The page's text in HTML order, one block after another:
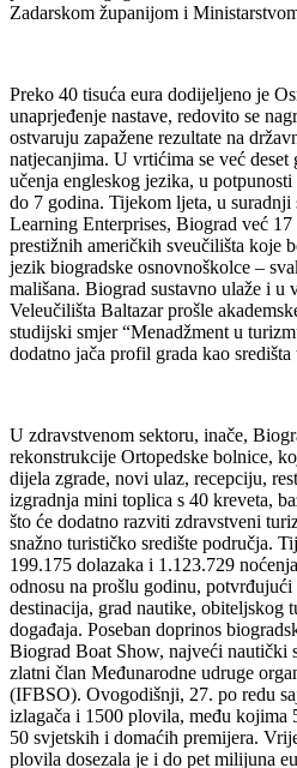
Zadarskom županijom i
Preko 40 tisuća eura dodijeljeno je
unaprjeđenje nastave, redovito se
ostvaruju zapažene rezultate na
natjecanjima. U vrtićima se već
učenja engleskog jezika, u
do 7 godina. Tijekom ljeta, u
Learning Enterprises, Biograd već
prestižnih američkih sveučilišta koje
jezik biogradske osnovnoškolce –
mališana. Biograd sustavno ulaže i u
Veleučilišta Baltazar prošle
studijski smjer “Menadžment u
dodatno jača profil grada kao
U zdravstvenom sektoru, inače,
rekonstrukcije Ortopedske bolnice,
dijela zgrade, novi ulaz, recepciju,
izgradnja mini toplica s 40 kreveta,
što će dodatno razviti zdravstveni
snažno turističko središte područja.
199.175 dolazaka i 1.123.729
odnosu na prošlu godinu, potvrđujući
destinacija, grad nautike, obiteljskog
događaja. Poseban doprinos
Biograd Boat Show, najveći nautički
zlatni član Međunarodne udruge
(IFBSO). Ovogodišnji, 27. po redu
izlagača i 1500 plovila, među kojima
50 svjetskih i domaćih premijera.
plovila dosezala je i do pet milijuna